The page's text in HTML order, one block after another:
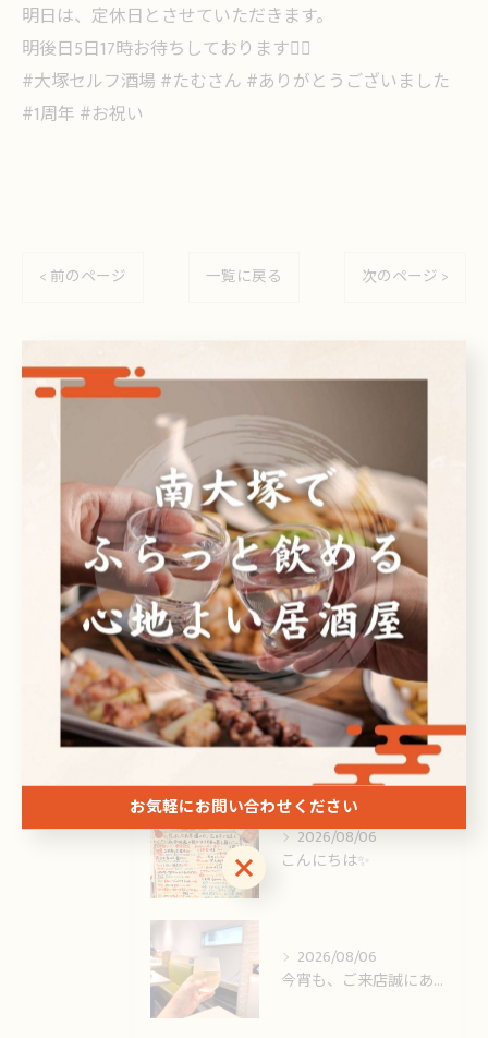
明日は、定休日とさせていただきます。
明後日5日17時お待ちしております🙇‍♀️
#大塚セルフ酒場 #たむさん #ありがとうございました
#1周年 #お祝い
< 前のページ 一覧に戻る 次のページ >
全てのカテゴリー
日本酒
ビール
焼酎
刺身
ドリンク
最近の投稿 Recent Posts
2026/08/06
こんにちは✨️
2026/08/06
今宵も、ご来店誠にありがとうございました🙏
お気軽にお問い合わせください
お気軽にお問い合わせください